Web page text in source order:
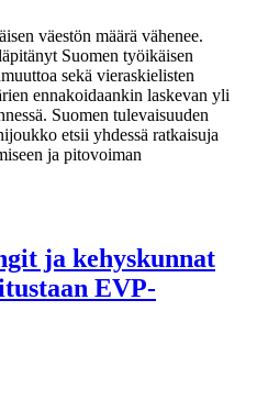
väestön määrä vähenee.
Suomen työikäisen
sekä vieraskielisten
ennakoidaankin laskevan yli
Suomen tulevaisuuden
etsii yhdessä ratkaisuja
ja pitovoiman
ja kehyskunnat
EVP-